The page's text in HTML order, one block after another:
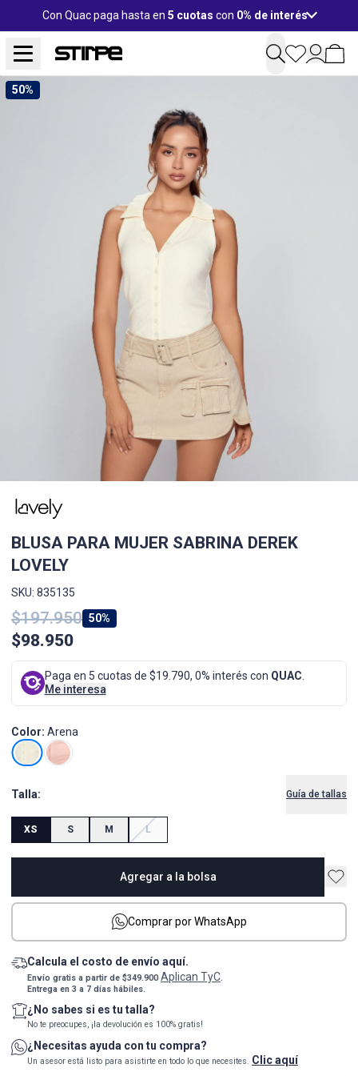
Con Quac paga hasta en 5 cuotas con 0% de interés
50%
BLUSA PARA MUJER SABRINA DEREK
LOVELY
SKU: 835135
$197.950 50%
$98.950
Paga en 5 cuotas de $19.790, 0% interés con QUAC
Me interesa
Color: Arena
Talla: Guía de tallas
XS S M L
Agregar a la bolsa
Comprar por WhatsApp
Calcula el costo de envío aquí.
Envío gratis a partir de $349.900Aplican TyC.
Entrega en 3 a 7 días hábiles.
¿No sabes si es tu talla?
No te preocupes, ¡la devolución es 100% gratis!
¿Necesitas ayuda con tu compra?
Un asesor está listo para asistirte en todo lo que necesites. Clic aquí